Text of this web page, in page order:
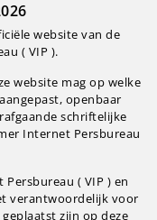
website van de
( VIP ).
website mag op welke
openbaar
schriftelijke
Internet Persbureau
( VIP ) en
verantwoordelijk voor
zijn op deze